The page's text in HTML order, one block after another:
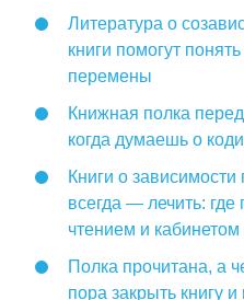
Литература о
книги помогут
перемены
Книжная полка
когда думаешь о
Книги о
всегда — лечить:
чтением и кабинетом
Полка прочитана, а
пора закрыть книгу